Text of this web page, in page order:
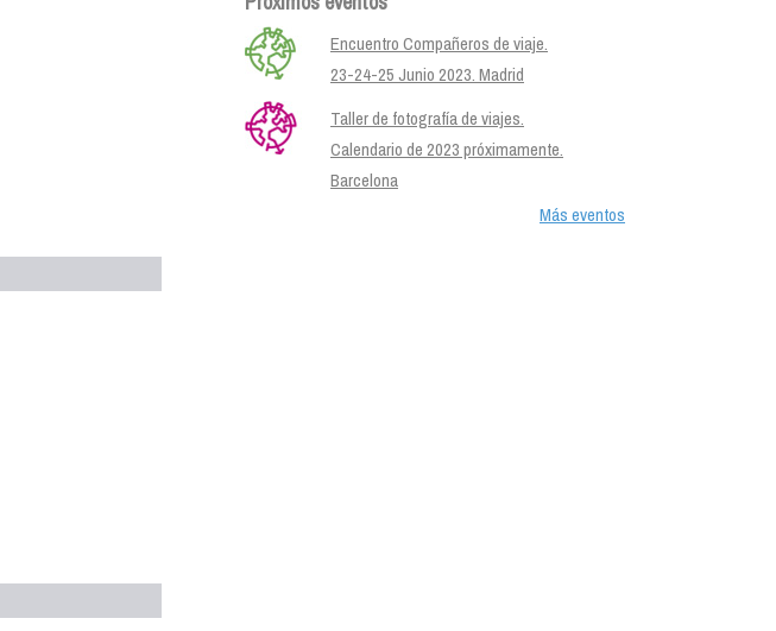
Encuentro Compañeros de viaje.
23-24-25 Junio 2023. Madrid
Taller de fotografía de viajes.
Calendario de 2023 próximamente.
Barcelona
Más eventos